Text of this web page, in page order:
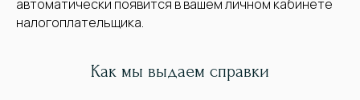
автоматически появится в вашем личном кабинете
налогоплательщика.
Как мы выдаем справки